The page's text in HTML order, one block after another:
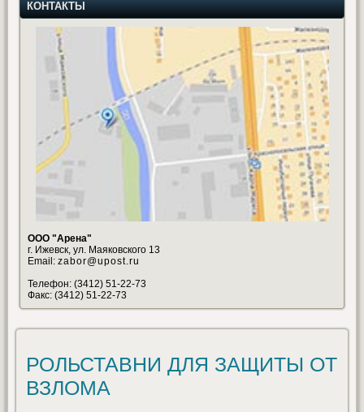
КОНТАКТЫ
ООО "Арена"
г. Ижевск, ул. Маяковского 13
Email: zabor@upost.ru
Телефон: (3412) 51-22-73
Факс: (3412) 51-22-73
РОЛЬСТАВНИ ДЛЯ ЗАЩИТЫ ОТ
ВЗЛОМА